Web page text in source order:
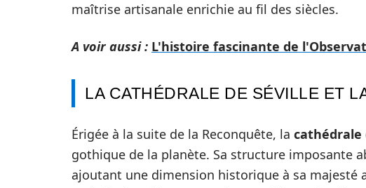
maîtrise artisanale enrichie au fil des siècles.
A voir aussi : L'histoire fascinante de
LA CATHÉDRALE DE SÉVILLE ET
Érigée à la suite de la Reconquête, la cathédrale
gothique de la planète. Sa structure imposante
ajoutant une dimension historique à sa majesté